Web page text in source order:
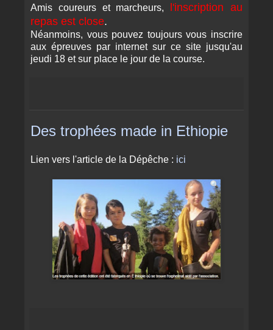
Amis coureurs et marcheurs, l'inscription au
repas est close.
Néanmoins, vous pouvez toujours vous inscrire
aux épreuves par internet sur ce site jusqu'au
jeudi 18 et sur place le jour de la course.
Des trophées made in Ethiopie
Lien vers l'article de la Dépêche : ici